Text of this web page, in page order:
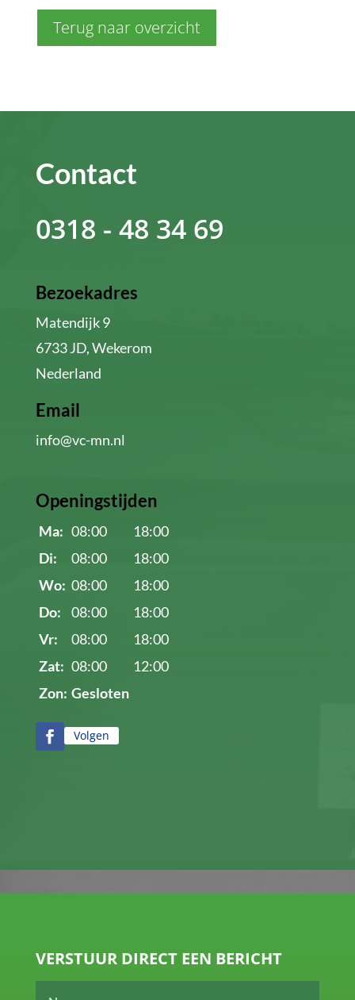
Terug naar overzicht
Contact
0318 - 48 34 69
Bezoekadres
Matendijk 9
6733 JD, Wekerom
Nederland
Email
info@vc-mn.nl
Openingstijden
Ma: 08:00
18:00
Di:
08:00
18:00
Wo: 08:00
18:00
Do:
08:00
18:00
Vr:
08:00
18:00
Zat: 08:00
12:00
Zon: Gesloten
Volgen
VERSTUUR DIRECT EEN BERICHT